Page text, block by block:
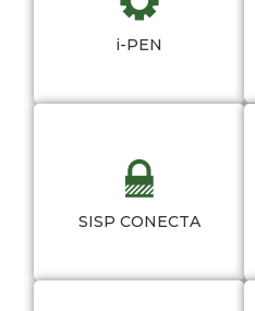
i-PEN
SISP CONECTA